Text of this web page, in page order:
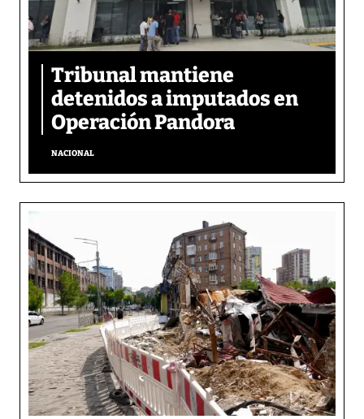
Tribunal mantiene
detenidos a imputados en
Operación Pandora
NACIONAL